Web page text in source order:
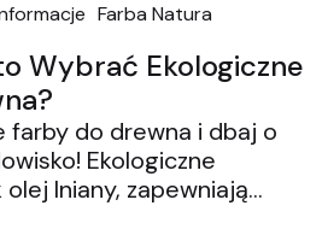
Farba Natura
2025
Wybrać Ekologiczne
farby do drewna i dbaj o
Ekologiczne
olej lniany, zapewniają
trwałość i podkreślają